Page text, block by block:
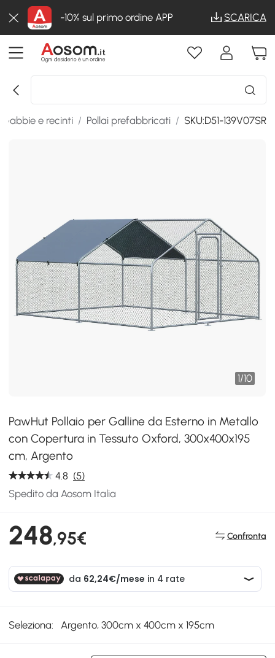
-10% sul primo ordine APP SCARICA
Gabbie e recinti / Pollai prefabbricati / SKU:D51-139V07SR
1/10
PawHut Pollaio per Galline da Esterno in Metallo
con Copertura in Tessuto Oxford, 300x400x195
cm, Argento
4.8 (5)
Spedito da Aosom Italia
248,95€ Confronta
Seleziona: Argento, 300cm x 400cm x 195cm